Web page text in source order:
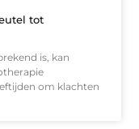
tot
is, kan
om klachten